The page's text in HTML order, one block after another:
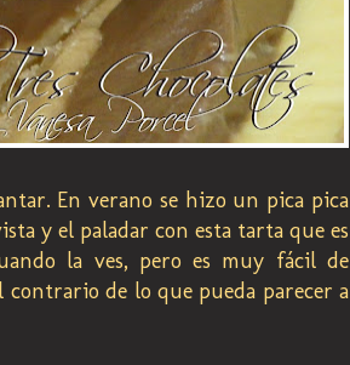
En verano se hizo un pica pica
y el paladar con esta tarta que es
la ves, pero es muy fácil de
contrario de lo que pueda parecer a